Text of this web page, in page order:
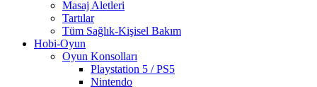
Masaj Aletleri
Tartılar
Tüm Sağlık-Kişisel Bakım
Hobi-Oyun
Oyun Konsolları
Playstation 5 / PS5
Nintendo